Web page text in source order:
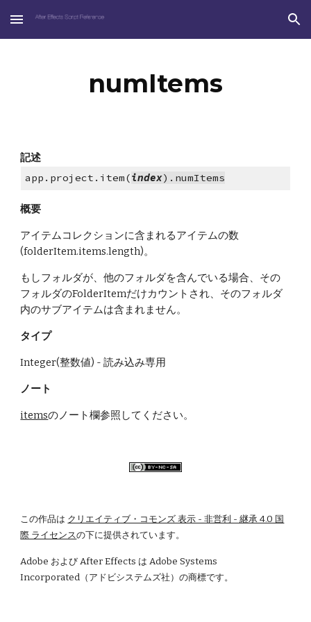
Skip to main content Skip to navigation
numItems
記述
app.project.item(index).numItems
概要
アイテムコレクションに含まれるアイテムの数
(folderItem.items.length)。
もしフォルダが、他のフォルダを含んでいる場合、その
フォルダのFolderItemだけカウントされ、そのフォルダ
内のサブアイテムは含まれません。
タイプ
Integer(整数値) - 読み込み専用
ノート
itemsのノート欄参照してください。
この作品は クリエイティブ・コモンズ 表示 - 非営利 - 継承 4.0 国
際 ライセンスの下に提供されています。
Adobe および After Effects は Adobe Systems
Incorporated（アドビシステムズ社）の商標です。